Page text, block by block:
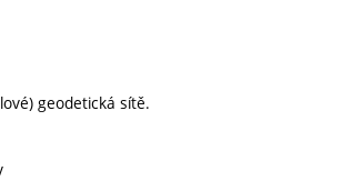
geodetická sítě.